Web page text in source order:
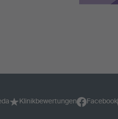
Klinikbewertungen Facebook